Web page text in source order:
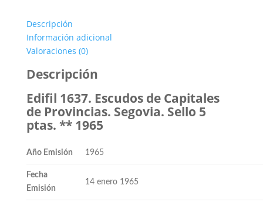
Descripción
Información adicional
Valoraciones (0)
Descripción
Edifil 1637. Escudos de Capitales
de Provincias. Segovia. Sello 5
ptas. ** 1965
Año Emisión 1965
Fecha
Emisión
14 enero 1965